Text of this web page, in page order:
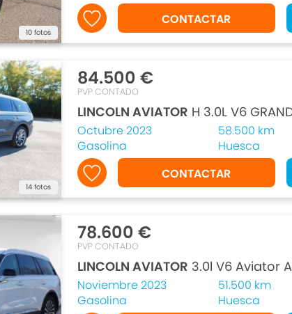
10 fotos
CONTACTAR
14 fotos
84.500 €
PVP CONTADO
LINCOLN AVIATOR H 3.0L V6
Octubre 2023
Gasolina
58.500 km
Huesca
CONTACTAR
78.600 €
PVP CONTADO
LINCOLN AVIATOR 3.0l V6 Aviator
Noviembre 2023
Gasolina
51.500 km
Huesca